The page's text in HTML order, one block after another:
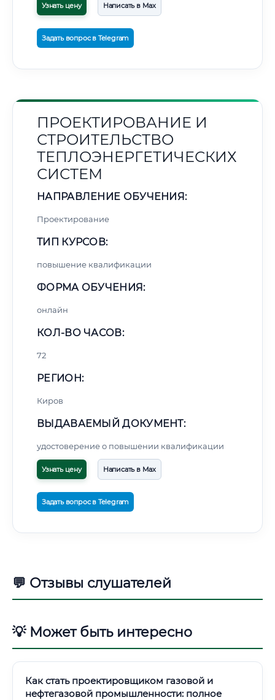
Узнать цену Написать в Max
Задать вопрос в Telegram
ПРОЕКТИРОВАНИЕ И
СТРОИТЕЛЬСТВО
ТЕПЛОЭНЕРГЕТИЧЕСКИХ
СИСТЕМ
НАПРАВЛЕНИЕ ОБУЧЕНИЯ:
Проектирование
ТИП КУРСОВ:
повышение квалификации
ФОРМА ОБУЧЕНИЯ:
онлайн
КОЛ-ВО ЧАСОВ:
72
РЕГИОН:
Киров
ВЫДАВАЕМЫЙ ДОКУМЕНТ:
удостоверение о повышении квалификации
Узнать цену Написать в Max
Задать вопрос в Telegram
💬 Отзывы слушателей
💡 Может быть интересно
Как стать проектировщиком газовой и
нефтегазовой промышленности: полное